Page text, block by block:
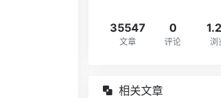
35547
文章
0
评论 浏
相关文章